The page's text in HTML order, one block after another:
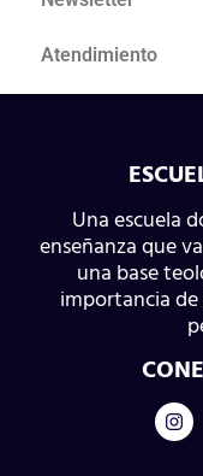
Atendimiento
Una escuela
enseñanza que
una base
importancia